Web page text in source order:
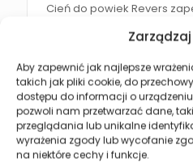
Aby zapewnić jak najlepsze
takich jak pliki cookie, do
dostępu do informacji o
pozwoli nam przetwarzać dane,
przeglądania lub unikalne
wyrażenia zgody lub wycofanie
na niektóre cechy i funkcje.
Cień do powiek Revers
intensywny kolor na
trwały makijaż oka
eleganckie matowe
płynne przejścia
podkreślone i